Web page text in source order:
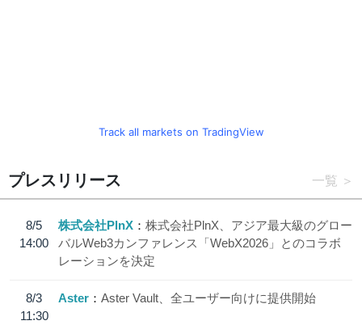
Track all markets on TradingView
プレスリリース 一覧
8/5
14:00
株式会社PlnX
株式会社PlnX、アジア最大級のグロー
バルWeb3カンファレンス「WebX2026」とのコラボ
レーションを決定
8/3
11:30
Aster Aster Vault、全ユーザー向けに提供開始